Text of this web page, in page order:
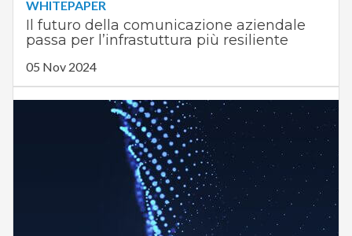
WHITEPAPER
Il futuro della comunicazione aziendale
passa per l’infrastuttura più resiliente
05 Nov 2024